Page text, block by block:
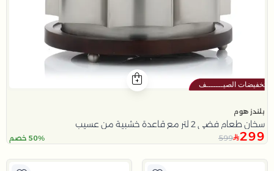
بلندز هوم
سخان طعام فضي 2 لتر مع قاعدة خشبية من عسيب
299
599 50% خصم